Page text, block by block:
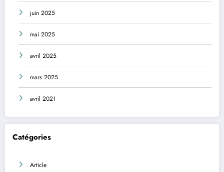
juin 2025
mai 2025
avril 2025
mars 2025
avril 2021
Catégories
Article